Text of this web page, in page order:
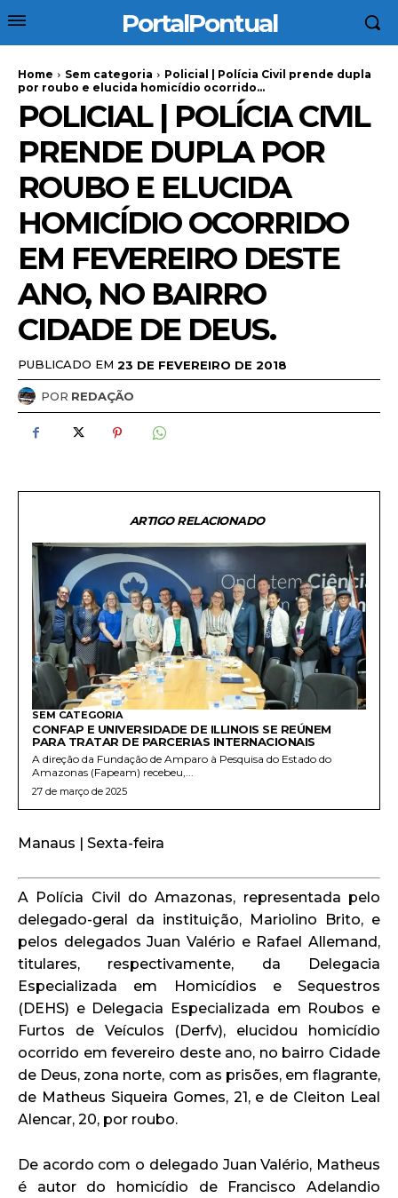
PortalPontual
Home Sem categoria
Policial | Polícia Civil prende dupla
por roubo e elucida homicídio ocorrido...
POLICIAL | POLÍCIA CIVIL
PRENDE DUPLA POR
ROUBO E ELUCIDA
HOMICÍDIO OCORRIDO
EM FEVEREIRO DESTE
ANO, NO BAIRRO
CIDADE DE DEUS.
PUBLICADO EM 23 DE FEVEREIRO DE 2018
POR REDAÇÃO
ARTIGO RELACIONADO
SEM CATEGORIA
CONFAP E UNIVERSIDADE DE ILLINOIS SE REÚNEM
PARA TRATAR DE PARCERIAS INTERNACIONAIS
A direção da Fundação de Amparo à Pesquisa do Estado do
Amazonas (Fapeam) recebeu,...
27 de março de 2025
Manaus | Sexta-feira
A Polícia Civil do Amazonas, representada pelo
delegado-geral da instituição, Mariolino Brito, e
pelos delegados Juan Valério e Rafael Allemand,
titulares, respectivamente, da Delegacia
Especializada em Homicídios e Sequestros
(DEHS) e Delegacia Especializada em Roubos e
Furtos de Veículos (Derfv), elucidou homicídio
ocorrido em fevereiro deste ano, no bairro Cidade
de Deus, zona norte, com as prisões, em flagrante,
de Matheus Siqueira Gomes, 21, e de Cleiton Leal
Alencar, 20, por roubo.
De acordo com o delegado Juan Valério, Matheus
é autor do homicídio de Francisco Adelandio